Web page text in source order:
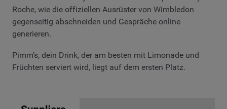
Roche, wie die offiziellen Ausrüster von Wimbledon
gegenseitig abschneiden und Gespräche online
generieren.
Pimm’s, dein Drink, der am besten mit Limonade und
Früchten serviert wird, liegt auf dem ersten Platz.